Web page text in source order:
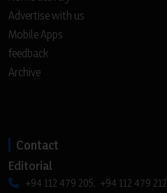
Advertise with us
Mobile Apps
feedback
Archive
Contact
Editorial
+94 112 479 205, +94 112 479 212